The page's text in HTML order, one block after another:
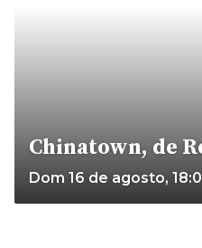
Chinatown, de
Dom 16 de agosto,